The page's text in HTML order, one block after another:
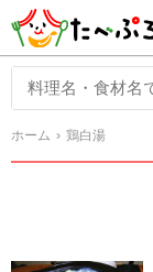
ホーム 鶏白湯